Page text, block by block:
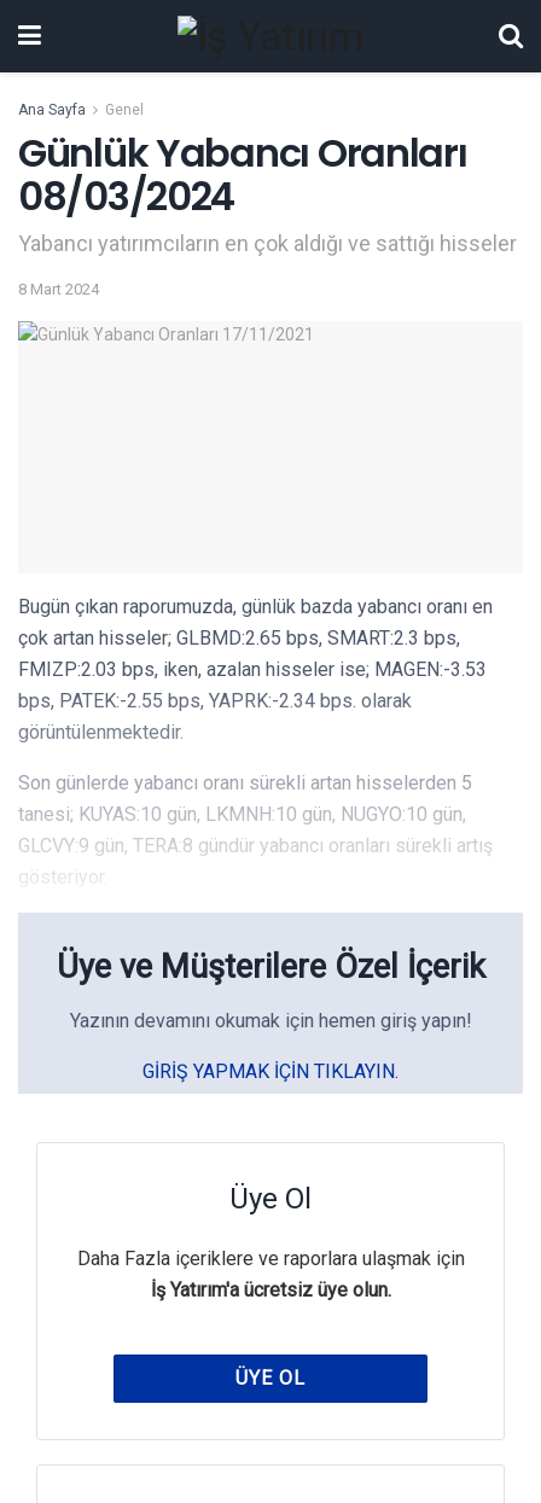
Ana Sayfa Genel
Günlük Yabancı Oranları
08/03/2024
Yabancı yatırımcıların en çok aldığı ve sattığı hisseler
8 Mart 2024
Bugün çıkan raporumuzda, günlük bazda yabancı oranı en
çok artan hisseler; GLBMD:2.65 bps, SMART:2.3 bps,
FMIZP:2.03 bps, iken, azalan hisseler ise; MAGEN:-3.53
bps, PATEK:-2.55 bps, YAPRK:-2.34 bps. olarak
görüntülenmektedir.
Son günlerde yabancı oranı sürekli artan hisselerden 5
tanesi; KUYAS:10 gün, LKMNH:10 gün, NUGYO:10 gün,
GLCVY:9 gün, TERA:8 gündür yabancı oranları sürekli artış
gösteriyor.
Üye ve Müşterilere Özel İçerik
Yazının devamını okumak için hemen giriş yapın!
GIRIŞ YAPMAK IÇIN TIKLAYIN.
Üye Ol
Daha Fazla içeriklere ve raporlara ulaşmak için
İş Yatırım'a ücretsiz üye olun.
ÜYE OL